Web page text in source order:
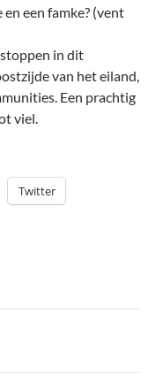
en een famke? (vent
in dit
van het eiland,
Een prachtig
viel.
Twitter